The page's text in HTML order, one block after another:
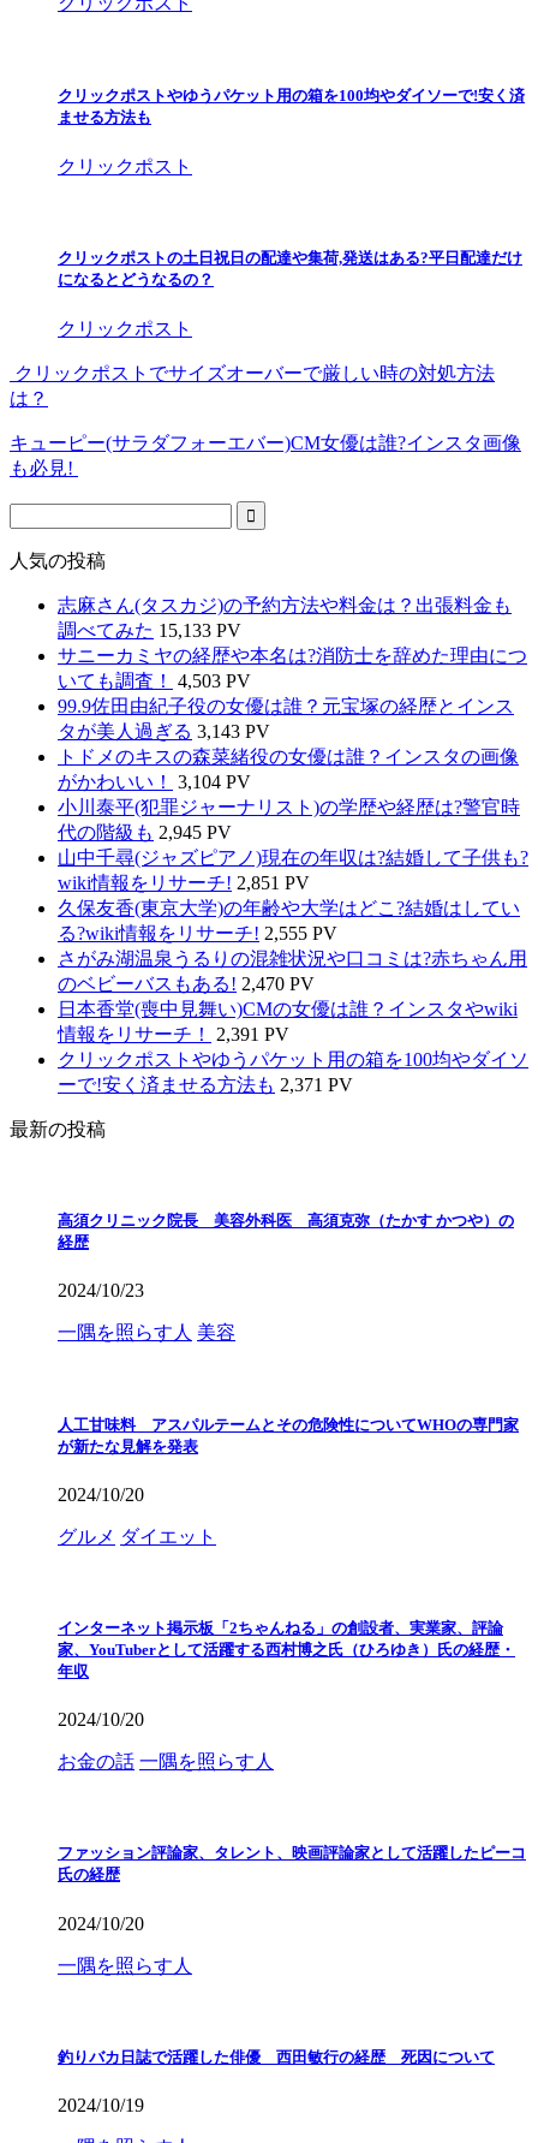
クリックポストやゆうパケット用の箱を100均やダイソーで!安く済
ませる方法も
クリックポスト
クリックポストの土日祝日の配達や集荷,発送はある?平日配達だけ
になるとどうなるの？
クリックポスト
クリックポストでサイズオーバーで厳しい時の対処方法
は？
キューピー(サラダフォーエバー)CM女優は誰?インスタ画像
も必見!
人気の投稿
志麻さん(タスカジ)の予約方法や料金は？出張料金も
調べてみた 15,133 PV
サニーカミヤの経歴や本名は?消防士を辞めた理由につ
いても調査！
4,503 PV
99.9佐田由紀子役の女優は誰？元宝塚の経歴とインス
タが美人過ぎる 3,143 PV
トドメのキスの森菜緒役の女優は誰？インスタの画像
がかわいい！
3,104 PV
小川泰平(犯罪ジャーナリスト)の学歴や経歴は?警官時
代の階級も 2,945 PV
山中千尋(ジャズピアノ)現在の年収は?結婚して子供も?
wiki情報をリサーチ! 2,851 PV
久保友香(東京大学)の年齢や大学はどこ?結婚はしてい
る?wiki情報をリサーチ! 2,555 PV
さがみ湖温泉うるりの混雑状況や口コミは?赤ちゃん用
のベビーバスもある! 2,470 PV
日本香堂(喪中見舞い)CMの女優は誰？インスタやwiki
情報をリサーチ！
2,391 PV
クリックポストやゆうパケット用の箱を100均やダイソ
ーで!安く済ませる方法も 2,371 PV
最新の投稿
高須クリニック院長 美容外科医 高須克弥（たかす かつや）の
経歴
2024/10/23
一隅を照らす人 美容
人工甘味料 アスパルテームとその危険性についてWHOの専門家
が新たな見解を発表
2024/10/20
グルメ ダイエット
インターネット掲示板「2ちゃんねる」の創設者、実業家、評論
家、YouTuberとして活躍する西村博之氏（ひろゆき）氏の経歴・
年収
2024/10/20
お金の話 一隅を照らす人
ファッション評論家、タレント、映画評論家として活躍したピーコ
氏の経歴
2024/10/20
一隅を照らす人
釣りバカ日誌で活躍した俳優 西田敏行の経歴 死因について
2024/10/19